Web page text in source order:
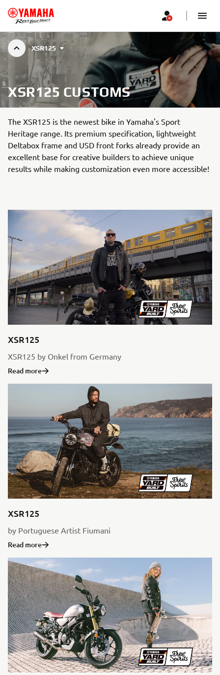
XSR125
XSR125 CUSTOMS
The XSR125 is the newest bike in Yamaha's Sport
Heritage range. Its premium specification, lightweight
Deltabox frame and USD front forks already provide an
excellent base for creative builders to achieve unique
results while making customization even more accessible!
XSR125
XSR125 by Onkel from Germany
Read more
XSR125
by Portuguese Artist Fiumani
Read more